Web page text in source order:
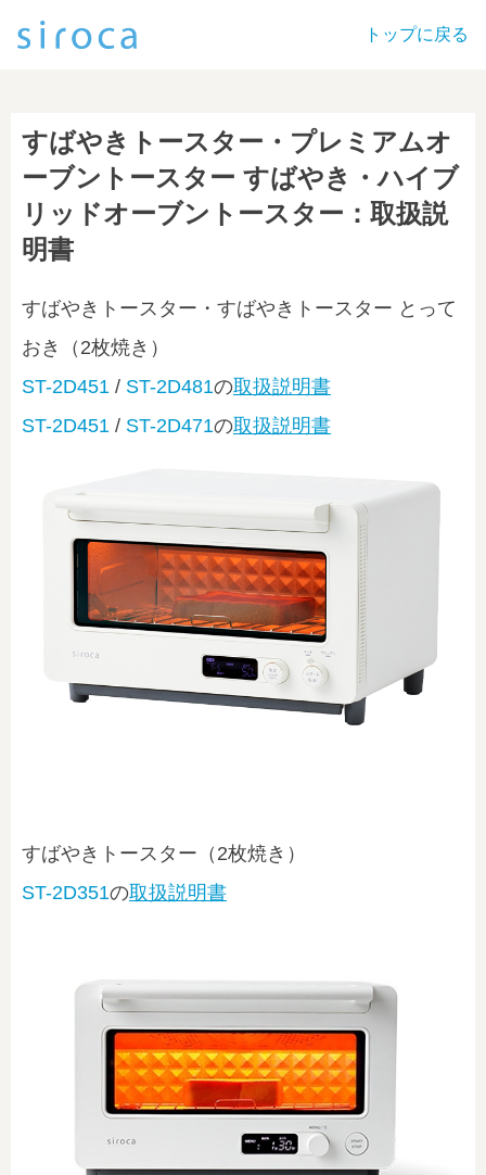
トップに戻る
すばやきトースター・プレミアムオ
ーブントースター すばやき・ハイブ
リッドオーブントースター：取扱説
明書
すばやきトースター・すばやきトースター とって
おき（2枚焼き）
ST-2D451 / ST-2D481の取扱説明書
ST-2D451 / ST-2D471の取扱説明書
すばやきトースター（2枚焼き）
ST-2D351の取扱説明書